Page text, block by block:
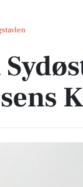
politi og Horsens